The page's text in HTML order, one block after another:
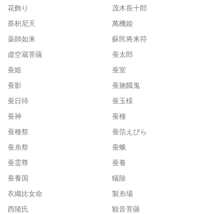
花飾り
茂木長十郎
荼枳尼天
萬機姫
薬師如来
蘇民将来符
虚空蔵菩薩
蚕太郎
蚕姫
蚕室
蚕影
蚕施餓鬼
蚕日待
蚕玉様
蚕神
蚕種
蚕種祭
蚕箔えびら
蚕糸祭
蚕蛾
蚕霊尊
蚕養
蚕養国
蟻除
衣織比女命
製糸場
西陵氏
観音菩薩